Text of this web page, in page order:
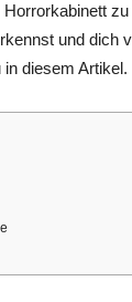
und dich
diesem Artikel.